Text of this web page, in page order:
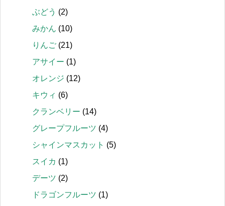
ぶどう (2)
みかん (10)
りんご (21)
アサイー (1)
オレンジ (12)
キウィ (6)
クランベリー (14)
グレープフルーツ (4)
シャインマスカット (5)
スイカ (1)
デーツ (2)
ドラゴンフルーツ (1)